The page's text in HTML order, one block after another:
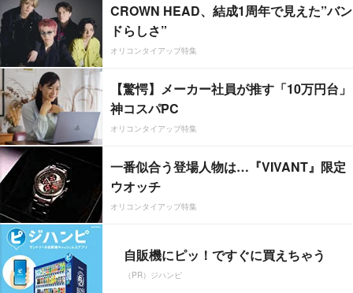
CROWN HEAD、結成1周年で見えた”バン
ドらしさ”
オリコンタイアップ特集
【驚愕】メーカー社員が推す「10万円台」
神コスパPC
オリコンタイアップ特集
一番似合う登場人物は…『VIVANT』限定
ウオッチ
オリコンタイアップ特集
自販機にピッ！ですぐに買えちゃう
（PR）ジハンピ